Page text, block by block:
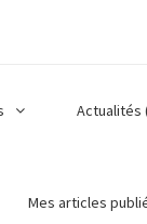
Actualités
Mes articles